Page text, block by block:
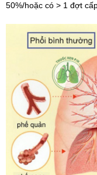
50%/hoặc có > 1 đợt